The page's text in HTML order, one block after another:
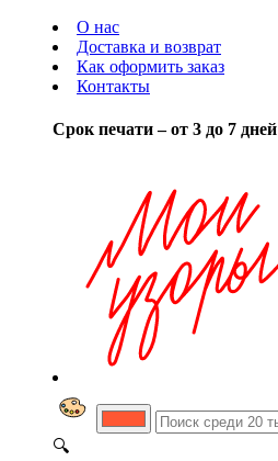
О нас
Доставка и возврат
Как оформить заказ
Контакты
Срок печати – от 3 до 7 дней
🔍